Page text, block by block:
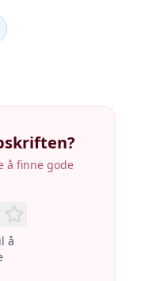
å finne gode
å